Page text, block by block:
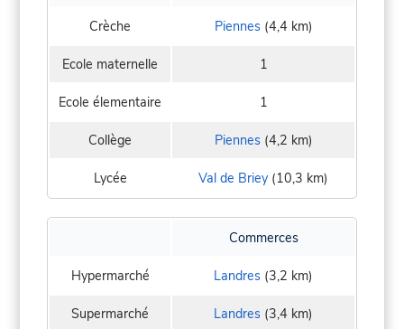
Crèche Piennes(4,4 km)
Ecole maternelle 1
Ecole élementaire 1
Collège Piennes(4,2 km)
Lycée Val de Briey (10,3 km)
Commerces
Hypermarché Landres (3,2 km)
Supermarché Landres (3,4 km)